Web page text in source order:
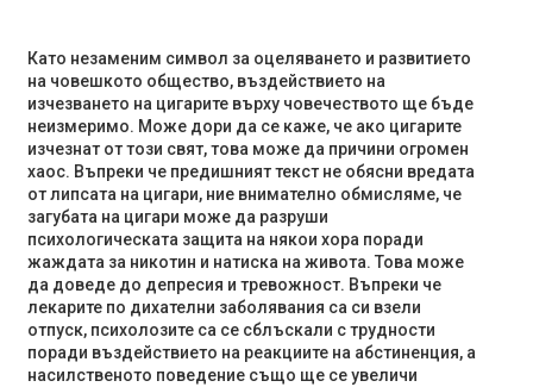
Като незаменим символ за оцеляването и развитието
на човешкото общество, въздействието на
изчезването на цигарите върху човечеството ще бъде
неизмеримо. Може дори да се каже, че ако цигарите
изчезнат от този свят, това може да причини огромен
хаос. Въпреки че предишният текст не обясни вредата
от липсата на цигари, ние внимателно обмисляме, че
загубата на цигари може да разруши
психологическата защита на някои хора поради
жаждата за никотин и натиска на живота. Това може
да доведе до депресия и тревожност. Въпреки че
лекарите по дихателни заболявания са си взели
отпуск, психолозите са се сблъскали с трудности
поради въздействието на реакциите на абстиненция, а
насилственото поведение също ще се увеличи